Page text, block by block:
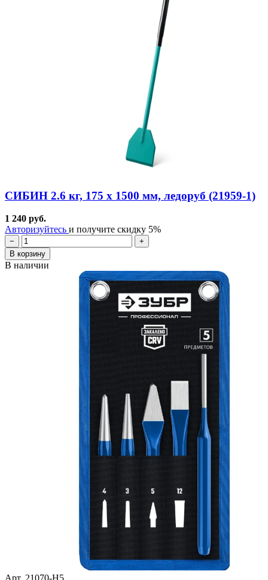
СИБИН 2.6 кг, 175 х 1500 мм, ледоруб (21959-1)
1 240 руб.
Авторизуйтесь и получите скидку 5%
−
+
В корзину
В наличии